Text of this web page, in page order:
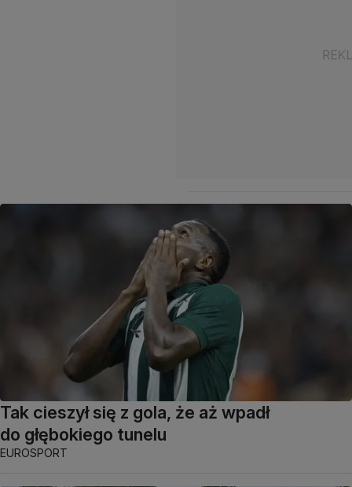
Tak cieszył się z gola, że aż wpadł
do głębokiego tunelu
EUROSPORT